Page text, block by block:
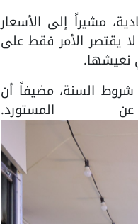
الظروف الاقتصادية، مشيراً إلى الأسعار
الوقت أن لا يقتصر الأمر فقط على
نعيشها.
شروط السنة، مضيفاً أن
المستورد.